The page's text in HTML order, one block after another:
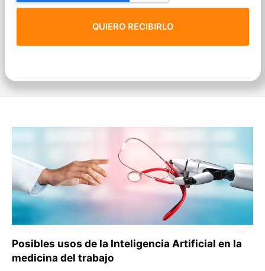
Posibles usos de la Inteligencia Artificial en la
medicina del trabajo